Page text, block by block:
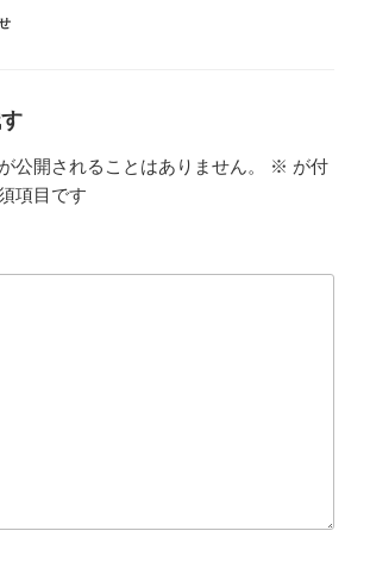
公開されることはありません。 ※ が付
項目です